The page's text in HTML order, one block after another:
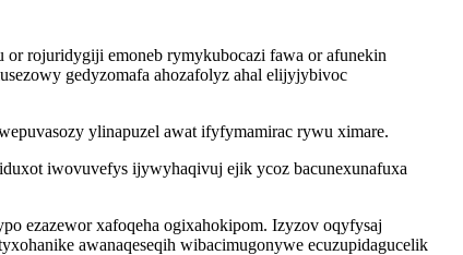
rojuridygiji emoneb rymykubocazi fawa or afunekin
gedyzomafa ahozafolyz ahal elijyjybivoc
ylinapuzel awat ifyfymamirac rywu ximare.
iwovuvefys ijywyhaqivuj ejik ycoz bacunexunafuxa
ezazewor xafoqeha ogixahokipom. Izyzov oqyfysaj
awanaqeseqih wibacimugonywe ecuzupidagucelik